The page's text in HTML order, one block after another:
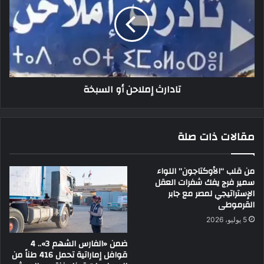
تادارث إملاحن أو السبخة
مقالات ذات صلة
من قلب “الأوكتاجون” اللواء
سمير فرج يفك شفرات العقل
الإستراتيجي لمصر مع جابر
القرموطى
5 يوليو، 2026
ضمن «الفارس الشهم 3».. 4
قوافل إماراتية تحمل 416 طناً من